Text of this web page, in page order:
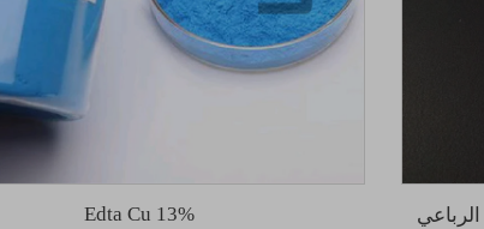
Edta Cu 13%